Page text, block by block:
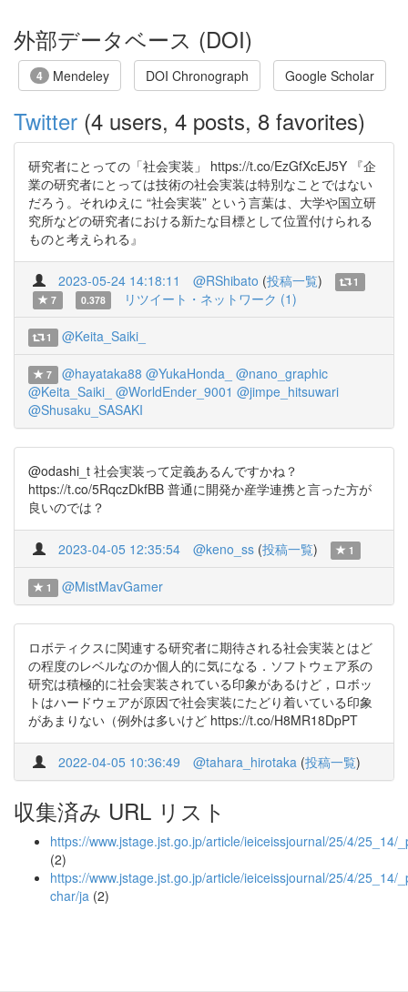
外部データベース (DOI)
4 Mendeley DOI Chronograph Google Scholar
Twitter (4 users, 4 posts, 8 favorites)
研究者にとっての「社会実装」 https://t.co/EzGfXcEJ5Y 『企
業の研究者にとっては技術の社会実装は特別なことではない
だろう。それゆえに “社会実装” という言葉は、大学や国立研
究所などの研究者における新たな目標として位置付けられる
ものと考えられる』
2023-05-24 14:18:11 @RShibato (投稿一覧)
1
7
0.378 リツイート・ネットワーク (1)
1 @Keita_Saiki_
7 @hayataka88 @YukaHonda_ @nano_graphic
@Keita_Saiki_ @WorldEnder_9001 @jimpe_hitsuwari
@Shusaku_SASAKI
@odashi_t 社会実装って定義あるんですかね？
https://t.co/5RqczDkfBB 普通に開発か産学連携と言った方が
良いのでは？
2023-04-05 12:35:54 @keno_ss (投稿一覧) 1
1 @MistMavGamer
ロボティクスに関連する研究者に期待される社会実装とはど
の程度のレベルなのか個人的に気になる．ソフトウェア系の
研究は積極的に社会実装されている印象があるけど，ロボッ
トはハードウェアが原因で社会実装にたどり着いている印象
があまりない（例外は多いけど https://t.co/H8MR18DpPT
2022-04-05 10:36:49 @tahara_hirotaka (投稿一覧)
収集済み URL リスト
https://www.jstage.jst.go.jp/article/ieiceissjournal/25/4/25_14/
(2)
https://www.jstage.jst.go.jp/article/ieiceissjournal/25/4/25_14/
char/ja (2)